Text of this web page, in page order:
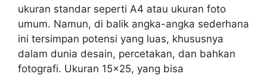
ukuran standar seperti A4 atau ukuran foto
umum. Namun, di balik angka-angka sederhana
ini tersimpan potensi yang luas, khususnya
dalam dunia desain, percetakan, dan bahkan
fotografi. Ukuran 15×25, yang bisa